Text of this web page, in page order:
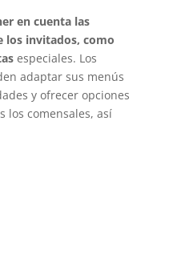
en cuenta las
los invitados, como
especiales. Los
adaptar sus menús
y ofrecer opciones
los comensales, así